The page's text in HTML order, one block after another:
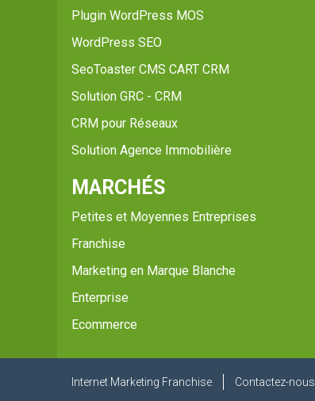
Plugin WordPress MOS
WordPress SEO
SeoToaster CMS CART CRM
Solution GRC - CRM
CRM pour Réseaux
Solution Agence Immobilière
MARCHÉS
Petites et Moyennes Entreprises
Franchise
Marketing en Marque Blanche
Enterprise
Ecommerce
Internet Marketing Franchise Contactez-nous